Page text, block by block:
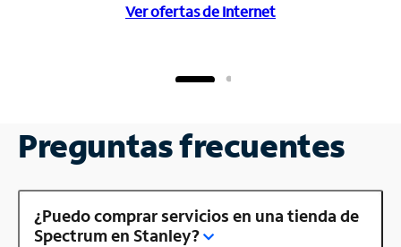
Ver ofertas de Internet
Preguntas frecuentes
¿Puedo comprar servicios en una tienda de
Spectrum en Stanley?